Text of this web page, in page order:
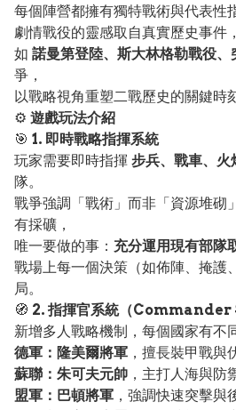
每個陣營都擁有獨特戰術與代表性
劇情戰役的靈感取自真實歷史事件，
如 諾曼第登陸、斯大林格勒戰役、
爭，
以戰略視角重塑二戰歷史的關鍵時
⚙️ 遊戲玩法介紹
🎯 1. 即時戰略指揮系統
玩家需要即時指揮 步兵、戰車、火
隊。
戰爭強調「戰術」而非「資源堆砌
有採礦，
唯一要做的事： 充分運用現有部隊
戰場上每一個決策（如佈陣、掩護
局。
🧭 2. 指揮官系統（Commander
新增多人戰略機制，每個國家有不
德軍：隆美爾將軍 ，擅長裝甲戰與
蘇聯：朱可夫元帥 ，主打人海與防
盟軍：巴頓將軍 ，強調快速突擊與